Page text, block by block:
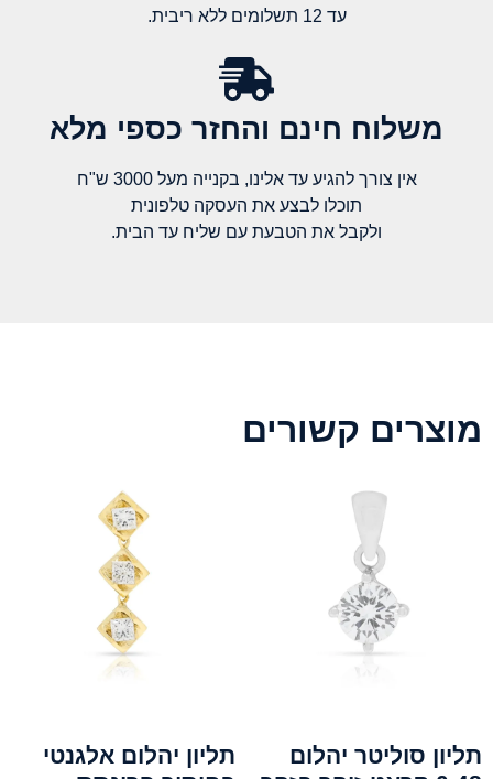
עד 12 תשלומים ללא ריבית.
משלוח חינם והחזר כספי מלא​
אין צורך להגיע עד אלינו, בקנייה מעל 3000 ש"ח
תוכלו לבצע את העסקה טלפונית
ולקבל את הטבעת עם שליח עד הבית.
מוצרים קשורים
תליון סוליטר יהלום
תליון יהלום אלגנטי